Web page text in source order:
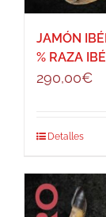
JAMÓN
% RAZA
290,00€
Detalles